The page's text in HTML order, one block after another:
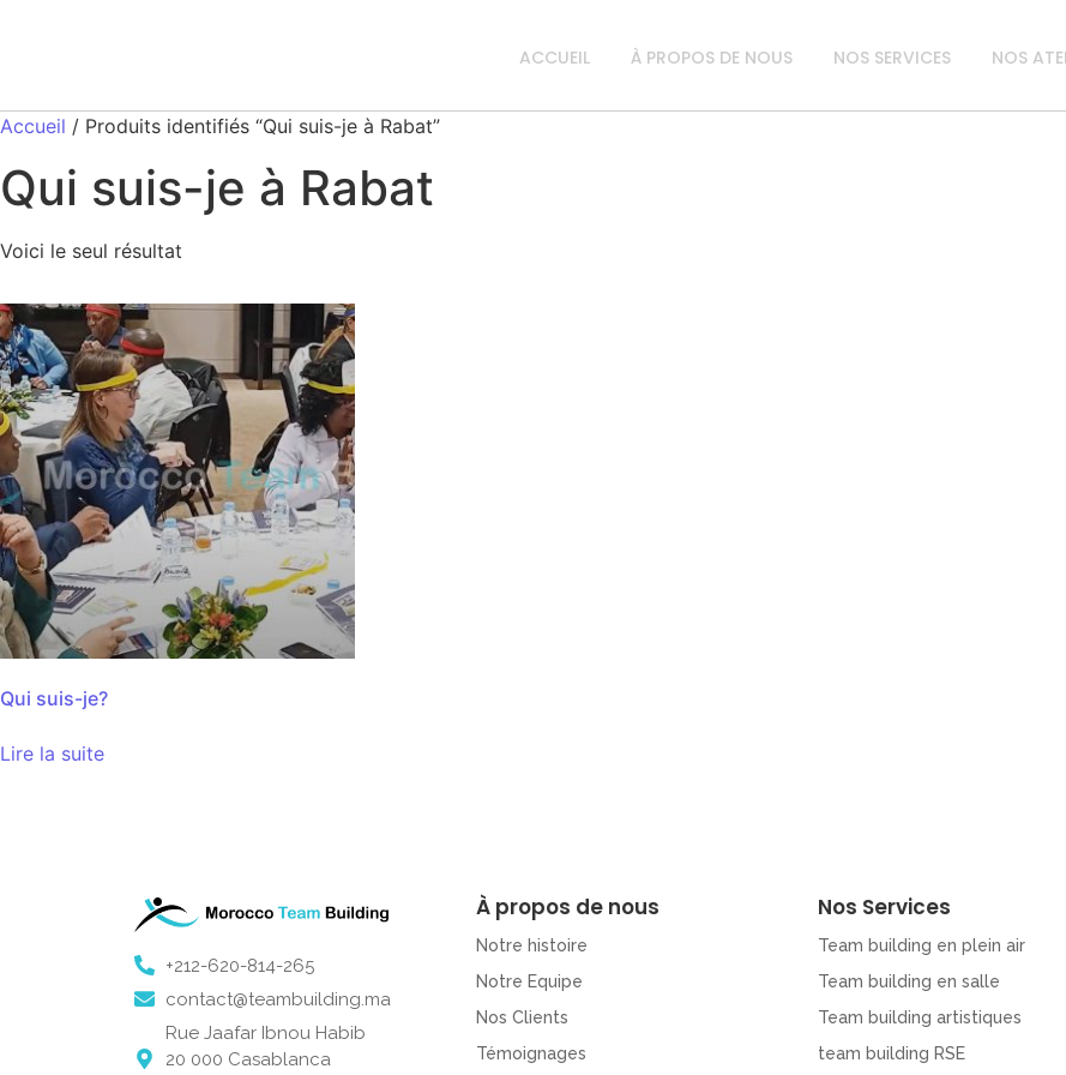
ACCUEIL À PROPOS DE NOUS NOS SERVICES NOS
Accueil / Produits identifiés “Qui suis-je à Rabat”
Qui suis-je à Rabat
Voici le seul résultat
Qui suis-je?
Lire la suite
+212-620-814-265
contact@teambuilding.ma
Rue Jaafar Ibnou Habib
20 000 Casablanca
À propos de nous
Notre histoire
Notre Equipe
Nos Clients
Témoignages
Nos Services
Team building en plein air
Team building en salle
Team building artistiques
team building RSE